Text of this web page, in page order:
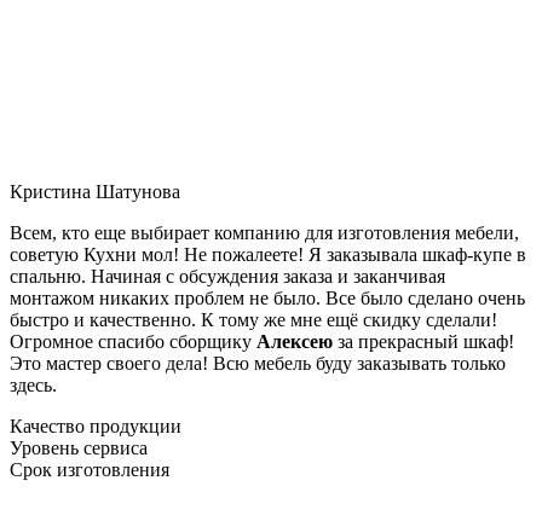
Кристина Шатунова
Всем, кто еще выбирает компанию для изготовления мебели,
советую Кухни мол! Не пожалеете! Я заказывала шкаф-купе в
спальню. Начиная с обсуждения заказа и заканчивая
монтажом никаких проблем не было. Все было сделано очень
быстро и качественно. К тому же мне ещё скидку сделали!
Огромное спасибо сборщику Алексею за прекрасный шкаф!
Это мастер своего дела! Всю мебель буду заказывать только
здесь.
Качество продукции
Уровень сервиса
Срок изготовления